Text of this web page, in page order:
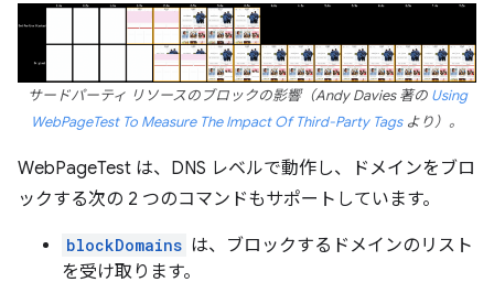
サードパーティ リソースのブロックの影響（Andy Davies 著の Using
WebPageTest To Measure The Impact Of Third-Party Tagsより）。
WebPageTest は、DNS レベルで動作し、ドメインをブロ
ックする次の 2 つのコマンドもサポートしています。
blockDomains は、ブロックするドメインのリスト
を受け取ります。